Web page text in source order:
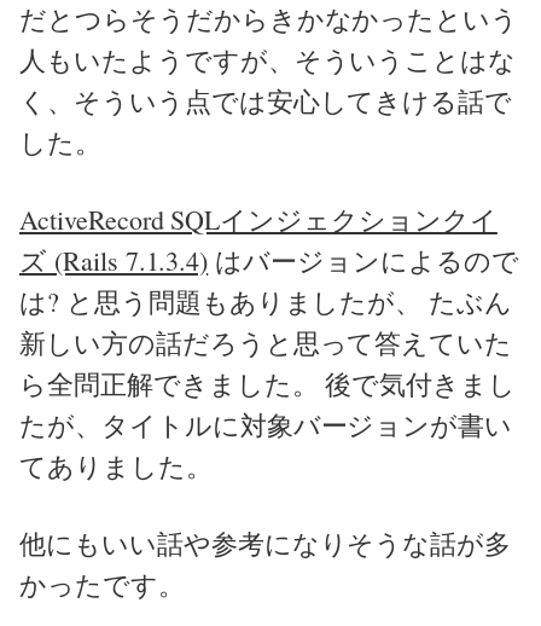
だとつらそうだからきかなかったという
人もいたようですが、そういうことはな
く、そういう点では安心してきける話で
した。
ActiveRecord SQLインジェクションクイ
ズ (Rails 7.1.3.4) はバージョンによるので
は? と思う問題もありましたが、 たぶん
新しい方の話だろうと思って答えていた
ら全問正解できました。 後で気付きまし
たが、タイトルに対象バージョンが書い
てありました。
他にもいい話や参考になりそうな話が多
かったです。